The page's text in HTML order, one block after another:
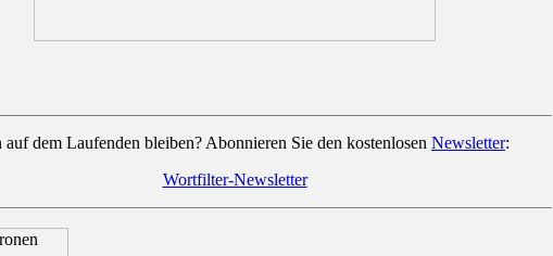
auf dem Laufenden bleiben? Abonnieren Sie den kostenlosen Newsletter:
Wortfilter-Newsletter